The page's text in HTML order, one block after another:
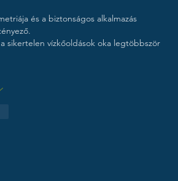
és a biztonságos alkalmazás
sikertelen vízkőoldások oka legtöbbször